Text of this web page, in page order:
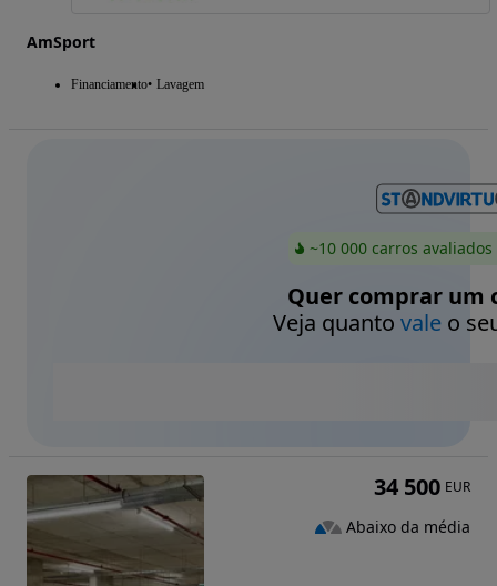
AmSport
Financiamento Lavagem
~10 000 carros
Quer comprar um
Veja quanto valeo
34 500 EUR
Abaixo da média